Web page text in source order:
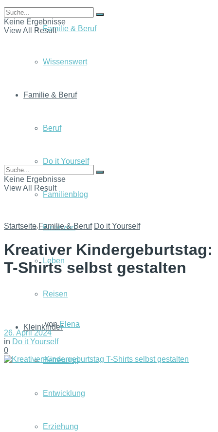
Familie & Beruf
Wissenswert
Familie & Beruf
Beruf
Do it Yourself
Familienblog
Finanzen
Leben
Reisen
Kleinkinder
Betreuung
Entwicklung
Erziehung
Keine Ergebnisse
View All Result
Keine Ergebnisse
View All Result
Startseite Familie & Beruf Do it Yourself
Kreativer Kindergeburtstag:
T-Shirts selbst gestalten
von Elena
26. April 2024
in Do it Yourself
0